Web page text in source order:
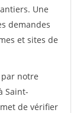
Une
demandes
et sites de
notre
Saint-
de vérifier